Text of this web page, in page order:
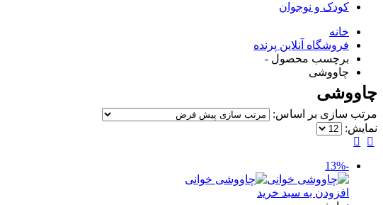
کودک و نوجوان
خانه
فروشگاه آنلاین پرنده
برچسب محصول -
چاووشی
چاووشی
مرتب سازی بر اساس:
نمایش:
-13%
افزودن به سبد خرید